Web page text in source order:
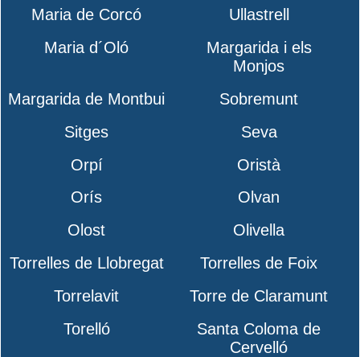
Maria de Corcó
Ullastrell
Maria d´Oló
Margarida i els
Monjos
Margarida de Montbui
Sobremunt
Sitges
Seva
Orpí
Oristà
Orís
Olvan
Olost
Olivella
Torrelles de Llobregat
Torrelles de Foix
Torrelavit
Torre de Claramunt
Torelló
Santa Coloma de
Cervelló